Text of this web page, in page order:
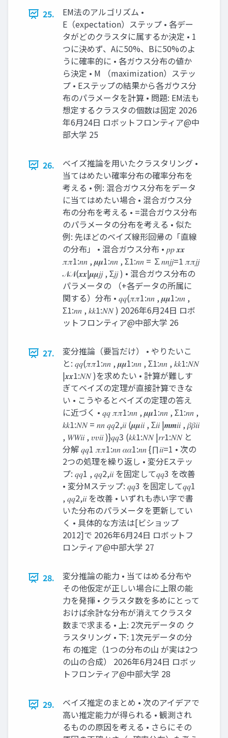
25.
EM法のアルゴリズム •
E（expectation）ステップ • 各デー
タがどのクラスタに属するか決定 • 1
つに決めず、Aに50%、Bに50%のよ
うに確率的に • 各ガウス分布の値か
ら決定 • M （maximization）ステッ
プ • Eステップの結果から各ガウス分
布のパラメータを計算 • 問題: EM法も
想定するクラスタの個数は固定 2026
年6月24日 ロボットフロンティア@中
部大学 25
26.
ベイズ推論を用いたクラスタリング •
当てはめたい確率分布の確率分布を
考える • 例: 混合ガウス分布をデータ
に当てはめたい場合 • 混合ガウス分
布の分布を考える • =混合ガウス分布
のパラメータの分布を考える • 似た
例: 先ほどのベイズ線形回帰の「直線
の分布」 • 混合ガウス分布 • 𝑝𝑝 𝒙𝒙
𝜋𝜋1:𝑛𝑛 , 𝝁𝝁1:𝑛𝑛 , Σ1:𝑛𝑛 = ∑𝑛𝑛𝑗𝑗=1 𝜋𝜋𝑗𝑗
𝒩𝒩(𝒙𝒙|𝝁𝝁𝑗𝑗 , Σ𝑗𝑗 ) • 混合ガウス分布の
パラメータの （+各データの所属に
関する）分布 • 𝑞𝑞(𝜋𝜋1:𝑛𝑛 , 𝝁𝝁1:𝑛𝑛 ,
Σ1:𝑛𝑛 , 𝑘𝑘1:𝑁𝑁 ) 2026年6月24日 ロボ
ットフロンティア@中部大学 26
27.
変分推論（要旨だけ） • やりたいこ
と: 𝑞𝑞(𝜋𝜋1:𝑛𝑛 , 𝝁𝝁1:𝑛𝑛 , Σ1:𝑛𝑛 , 𝑘𝑘1:𝑁𝑁
|𝒙𝒙1:𝑁𝑁 )を求めたい • 計算が難しす
ぎてベイズの定理が直接計算できな
い • こうやるとベイズの定理の答え
に近づく • 𝑞𝑞 𝜋𝜋1:𝑛𝑛 , 𝝁𝝁1:𝑛𝑛 , Σ1:𝑛𝑛 ,
𝑘𝑘1:𝑁𝑁 = 𝑛𝑛 𝑞𝑞2,𝑖𝑖 (𝝁𝝁𝑖𝑖 , Σ𝑖𝑖 |𝒎𝒎𝑖𝑖 , 𝛽𝛽𝑖𝑖
, 𝑊𝑊𝑖𝑖 , 𝜐𝜐𝑖𝑖 )}𝑞𝑞3 (𝑘𝑘1:𝑁𝑁 |𝑟𝑟1:𝑁𝑁 と
分解 𝑞𝑞1 𝜋𝜋1:𝑛𝑛 𝛼𝛼1:𝑛𝑛 {∏𝑖𝑖=1 • 次の
2つの処理を繰り返し • 変分Eステッ
プ: 𝑞𝑞1 , 𝑞𝑞2,𝑖𝑖 を固定して𝑞𝑞3 を改善
• 変分Mステップ: 𝑞𝑞3 を固定して𝑞𝑞1
, 𝑞𝑞2,𝑖𝑖 を改善 • いずれも赤い字で書
いた分布のパラメータを更新してい
く • 具体的な方法は[ビショップ
2012]で 2026年6月24日 ロボットフ
ロンティア@中部大学 27
28.
変分推論の能力 • 当てはめる分布や
その他仮定が正しい場合に上限の能
力を発揮 • クラスタ数を多めにとって
おけば余計な分布が消えてクラスタ
数まで求まる • 上: 2次元データの ク
ラスタリング • 下: 1次元データの分
布 の推定（1つの分布の山 が実は2つ
の山の合成） 2026年6月24日 ロボッ
トフロンティア@中部大学 28
29.
ベイズ推定のまとめ • 次のアイデアで
高い推定能力が得られる • 観測され
るものの原因を考える • さらにその